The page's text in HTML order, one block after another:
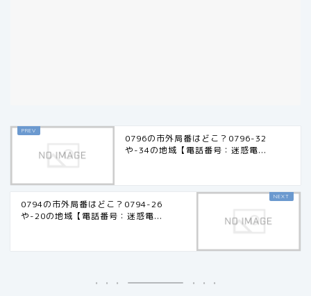
0796の市外局番はどこ？0796-32
や-34の地域【電話番号：迷惑電...
0794の市外局番はどこ？0794-26
や-20の地域【電話番号：迷惑電...